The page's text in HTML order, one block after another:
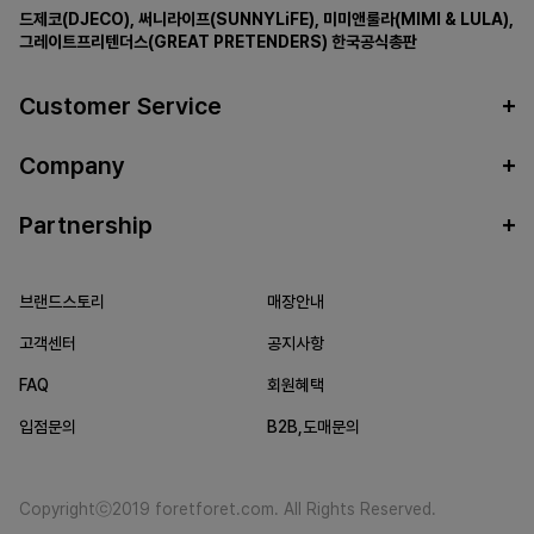
드제코(DJECO) 써니라이프(SUNNYLiFE) 미미앤룰라(MIMI & LULA)
그레이트프리텐더스(GREAT PRETENDERS) 한국공식총판
Customer Service
Company
Partnership
브랜드스토리 매장안내
고객센터 공지사항
FAQ 회원혜택
입점문의 B2B,도매문의
Copyrightⓒ2019 foretforet.com. All Rights Reserved.